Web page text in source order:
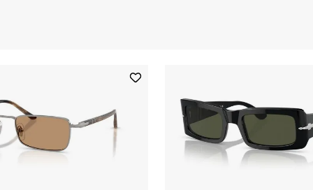
Óculos de Grau
COMPRAR ÓCULOS DE